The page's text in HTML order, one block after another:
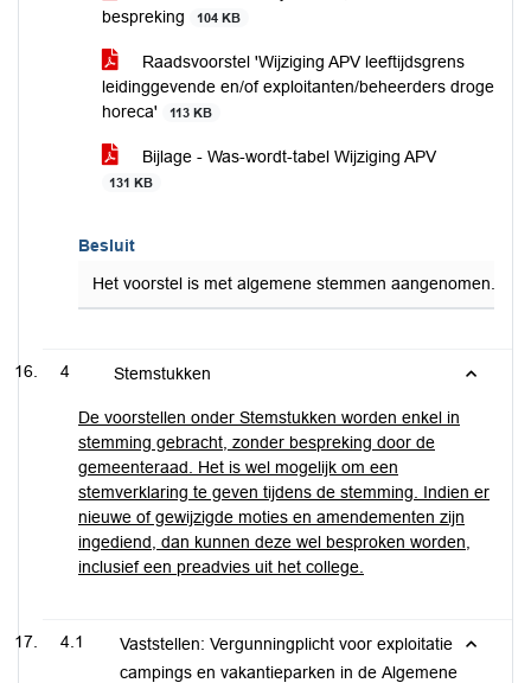
bespreking
104 KB
Raadsvoorstel 'Wijziging APV leeftijdsgrens
leidinggevende en/of exploitanten/beheerders droge
horeca'
113 KB
Bijlage - Was-wordt-tabel Wijziging APV
131 KB
Besluit
Het voorstel is met algemene stemmen aangenomen.
4 Stemstukken
De voorstellen onder Stemstukken worden enkel in
stemming gebracht, zonder bespreking door de
gemeenteraad. Het is wel mogelijk om een
stemverklaring te geven tijdens de stemming. Indien er
nieuwe of gewijzigde moties en amendementen zijn
ingediend, dan kunnen deze wel besproken worden,
inclusief een preadvies uit het college.
4.1
Vaststellen: Vergunningplicht voor exploitatie
campings en vakantieparken in de Algemene